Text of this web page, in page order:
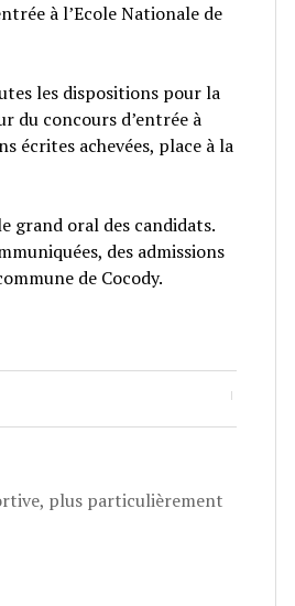
à l’Ecole Nationale de
les dispositions pour la
du concours d’entrée à
écrites achevées, place à la
grand oral des candidats.
des admissions
de Cocody.
plus particulièrement